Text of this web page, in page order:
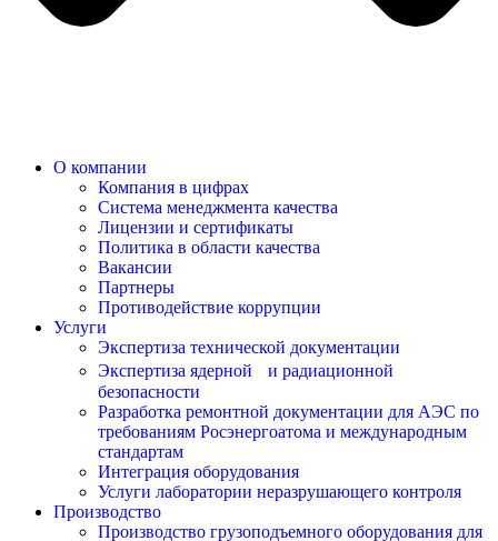
О компании
Компания в цифрах
Система менеджмента качества
Лицензии и сертификаты
Политика в области качества
Вакансии
Партнеры
Противодействие коррупции
Услуги
Экспертиза технической документации
Экспертиза ядерной и радиационной
безопасности
Разработка ремонтной документации для АЭС по
требованиям Росэнергоатома и международным
стандартам
Интеграция оборудования
Услуги лаборатории неразрушающего контроля
Производство
Производство грузоподъемного оборудования для